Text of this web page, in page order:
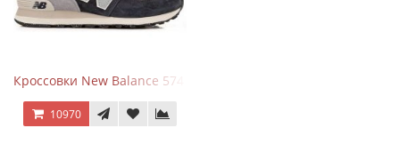
Кроссовки New Balance 574 Grey Graphite Black
10970